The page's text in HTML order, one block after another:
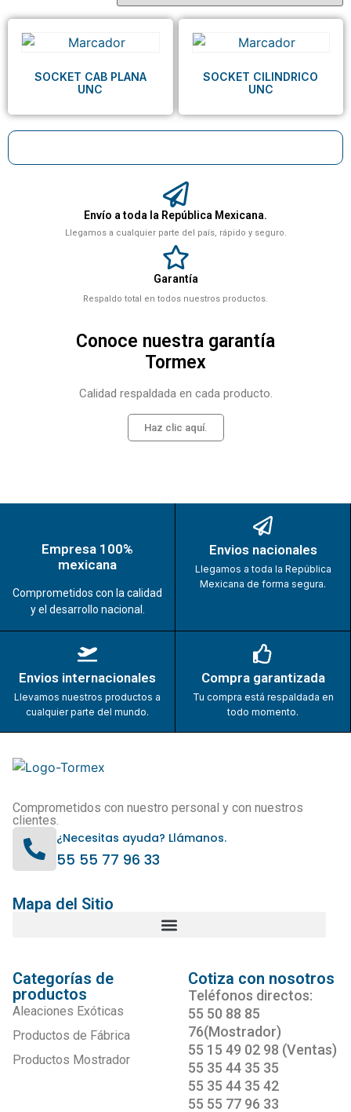
Envío a toda la República Mexicana.
Llegamos a cualquier parte del país, rápido y seguro.
Garantía
Respaldo total en todos nuestros productos.
Conoce nuestra garantía
Tormex
Calidad respaldada en cada producto.
Haz clic aquí.
SOCKET CAB PLANA
UNC
SOCKET CILINDRICO
UNC
Empresa 100%
mexicana
Comprometidos con la calidad
y el desarrollo nacional.
Envios nacionales
Llegamos a toda la República
Mexicana de forma segura.
Envios internacionales
Llevamos nuestros productos a
cualquier parte del mundo.
Compra garantizada
Tu compra está respaldada en
todo momento.
Comprometidos con nuestro personal y con nuestros
clientes.
¿Necesitas ayuda? Llámanos.
55 55 77 96 33
Mapa del Sitio
Categorías de
productos
Aleaciones Exóticas
Productos de Fábrica
Productos Mostrador
Cotiza con nosotros
Teléfonos directos:
55 50 88 85
76(Mostrador)
55 15 49 02 98 (Ventas)
55 35 44 35 35
55 35 44 35 42
55 55 77 96 33